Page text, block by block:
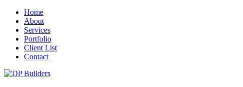
Home
About
Services
Portfolio
Client List
Contact